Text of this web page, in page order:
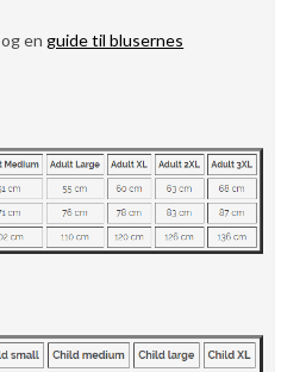
og enguide til blusernes